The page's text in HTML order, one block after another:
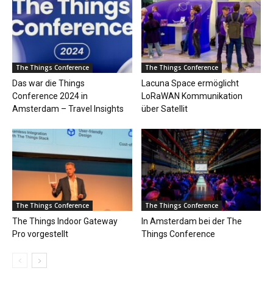
The Things Conference
Das war die Things
Conference 2024 in
Amsterdam – Travel Insights
The Things Conference
Lacuna Space ermöglicht
LoRaWAN Kommunikation
über Satellit
The Things Conference
The Things Indoor Gateway
Pro vorgestellt
The Things Conference
In Amsterdam bei der The
Things Conference